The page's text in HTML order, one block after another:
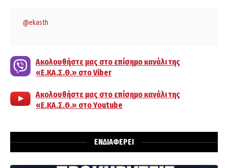
@ekasth
Ακολουθήστε μας στο επίσημο κανάλι της
«Ε.ΚΑ.Σ.Θ.» στο Viber
Ακολουθήστε μας στο επίσημο κανάλι της
«Ε.ΚΑ.Σ.Θ.» στο Youtube
ΕΝΔΙΑΦΕΡΕΙ